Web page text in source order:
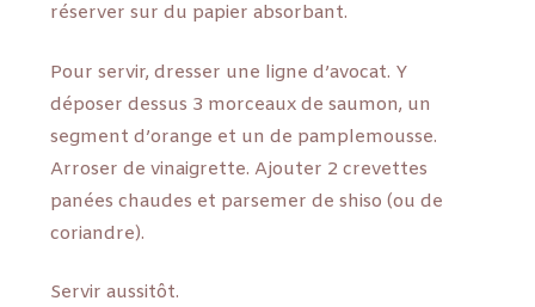
réserver sur du papier absorbant.
Pour servir, dresser une ligne d’avocat. Y
déposer dessus 3 morceaux de saumon, un
segment d’orange et un de pamplemousse.
Arroser de vinaigrette. Ajouter 2 crevettes
panées chaudes et parsemer de shiso (ou de
coriandre).
Servir aussitôt.